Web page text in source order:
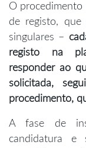
O procedimento
de registo, que
singulares –
registo na
responder ao
solicitada,
procedimento,
A fase de
candidatura e